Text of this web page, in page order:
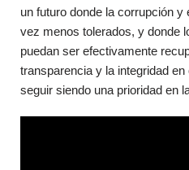
un futuro donde la corrupción
vez menos tolerados, y donde
puedan ser efectivamente
transparencia y la integridad
seguir siendo una prioridad en